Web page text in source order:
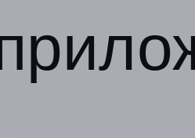
Показать номер телефона